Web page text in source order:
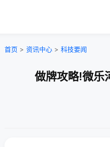
首页 > 资讯中心 > 科技要闻
做牌攻略!微乐